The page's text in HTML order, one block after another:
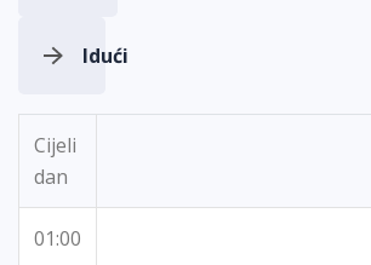
Idući
Cijeli
dan
01:00